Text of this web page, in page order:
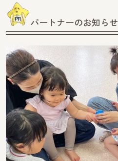
パートナーのお知らせ